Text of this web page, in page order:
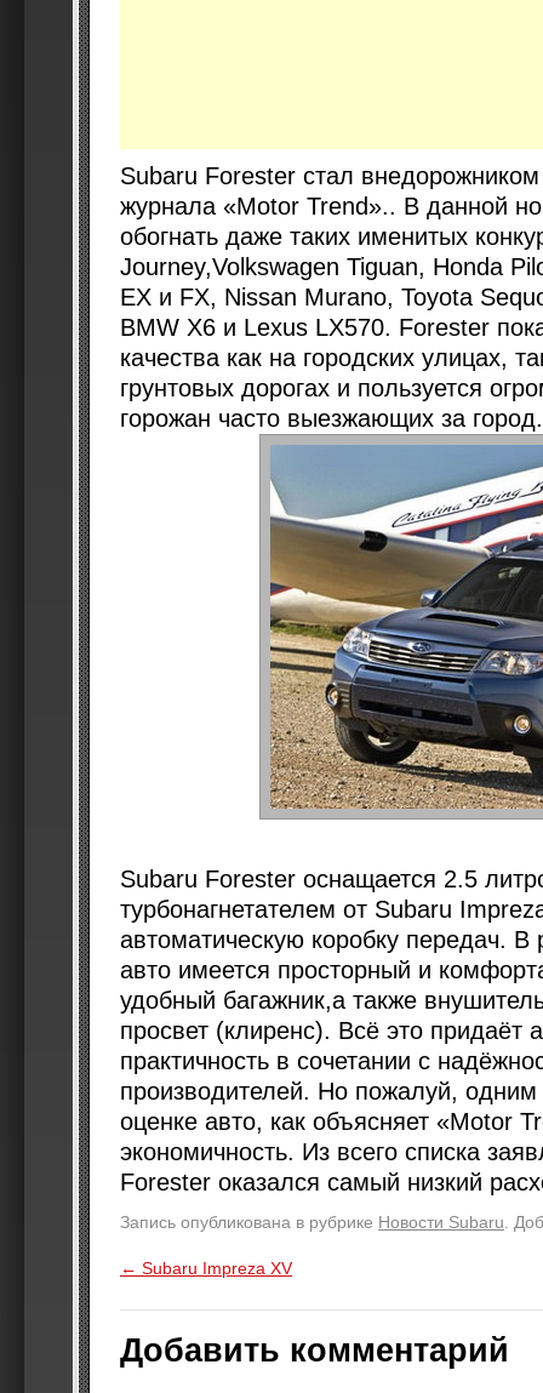
Subaru Forester стал
журнала «Motor Trend».. В данной
обогнать даже таких именитых
Journey,Volkswagen Tiguan, Honda
EX и FX, Nissan Murano, Toyota
BMW X6 и Lexus LX570. Forester
качества как на городских улицах,
грунтовых дорогах и пользуется
горожан часто выезжающих за город.
Subaru Forester оснащается 2.5
турбонагнетателем от Subaru
автоматическую коробку передач.
авто имеется просторный и
удобный багажник,а также
просвет (клиренс). Всё это
практичность в сочетании с
производителей. Но пожалуй,
оценке авто, как объясняет «Motor
экономичность. Из всего списка
Forester оказался самый низкий
Запись опубликована в рубрике Новости Subaru .
← Subaru Impreza XV
Добавить комментарий